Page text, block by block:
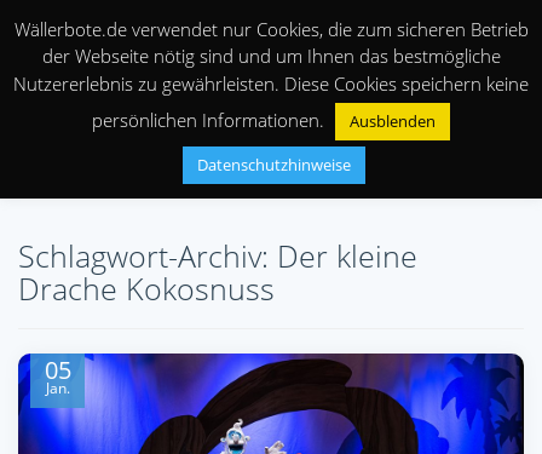
Schlagwort-Archiv: Der kleine
Drache Kokosnuss
05
Jan.
Wällerbote.de verwendet nur Cookies, die zum sicheren Betrieb
der Webseite nötig sind und um Ihnen das bestmögliche
Nutzererlebnis zu gewährleisten. Diese Cookies speichern keine
persönlichen Informationen.
Ausblenden
Datenschutzhinweise